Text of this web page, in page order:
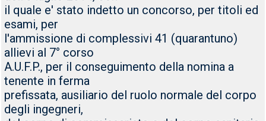
il quale e' stato indetto un concorso, per titoli ed
esami, per
l'ammissione di complessivi 41 (quarantuno)
allievi al 7° corso
A.U.F.P., per il conseguimento della nomina a
tenente in ferma
prefissata, ausiliario del ruolo normale del corpo
degli ingegneri,